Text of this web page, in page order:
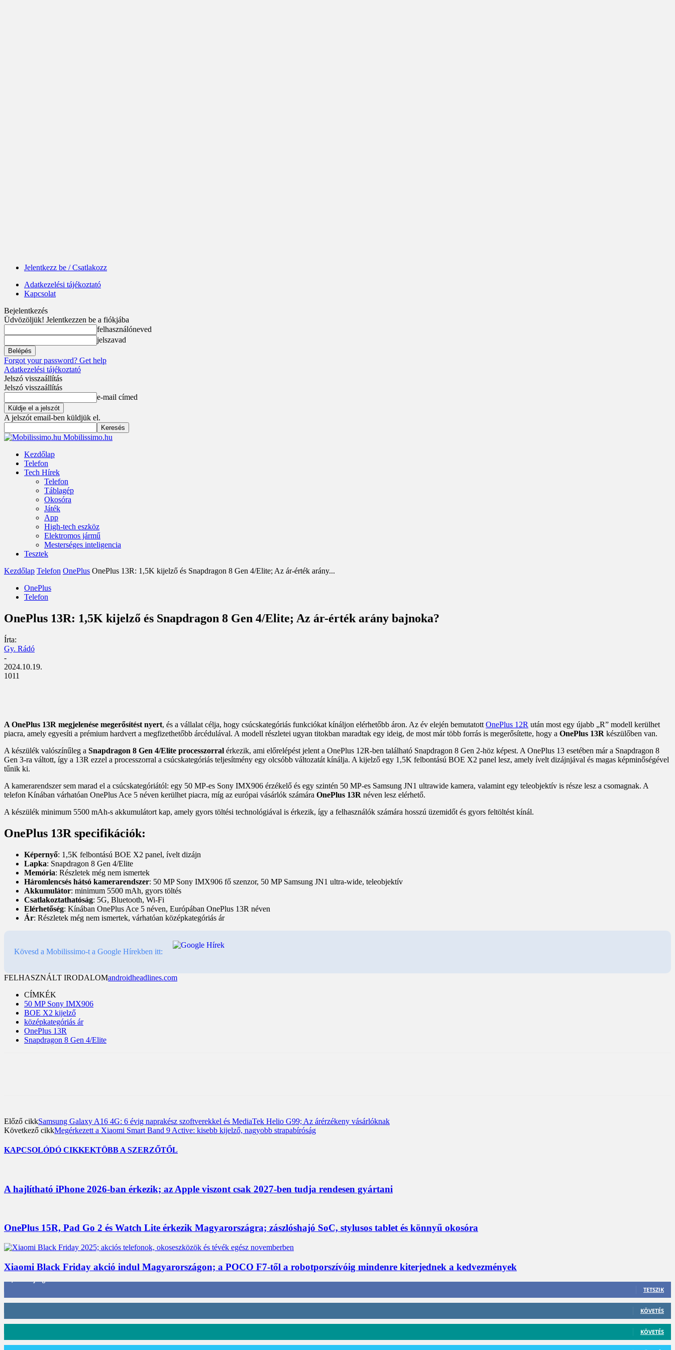
Jelentkezz be / Csatlakozz
Adatkezelési tájékoztató
Kapcsolat
Bejelentkezés
Üdvözöljük! Jelentkezzen be a fiókjába
felhasználóneved
jelszavad
Forgot your password? Get help
Adatkezelési tájékoztató
Jelszó visszaállítás
Jelszó visszaállítás
e-mail címed
A jelszót email-ben küldjük el.
Mobilissimo.hu
Kezdőlap
Telefon
Tech Hírek
Telefon
Táblagép
Okosóra
Játék
App
High-tech eszköz
Elektromos jármű
Mesterséges inteligencia
Tesztek
Kezdőlap Telefon OnePlus OnePlus 13R: 1,5K kijelző és Snapdragon 8 Gen 4/Elite; Az ár-érték arány...
OnePlus
Telefon
OnePlus 13R: 1,5K kijelző és Snapdragon 8 Gen 4/Elite; Az ár-érték arány bajnoka?
Írta:
Gy. Rádó
-
2024.10.19.
1011
A OnePlus 13R megjelenése megerősítést nyert, és a vállalat célja, hogy csúcskategóriás funkciókat kínáljon elérhetőbb áron. Az év elején bemutatott OnePlus 12R után most egy újabb „R” modell kerülhet
piacra, amely egyesíti a prémium hardvert a megfizethetőbb árcédulával. A modell részletei ugyan titokban maradtak egy ideig, de most már több forrás is megerősítette, hogy a OnePlus 13R készülőben van.
A készülék valószínűleg a Snapdragon 8 Gen 4/Elite processzorral érkezik, ami előrelépést jelent a OnePlus 12R-ben található Snapdragon 8 Gen 2-höz képest. A OnePlus 13 esetében már a Snapdragon 8
Gen 3-ra váltott, így a 13R ezzel a processzorral a csúcskategóriás teljesítmény egy olcsóbb változatát kínálja. A kijelző egy 1,5K felbontású BOE X2 panel lesz, amely ívelt dizájnjával és magas képminőségével
tűnik ki.
A kamerarendszer sem marad el a csúcskategóriától: egy 50 MP-es Sony IMX906 érzékelő és egy szintén 50 MP-es Samsung JN1 ultrawide kamera, valamint egy teleobjektív is része lesz a csomagnak. A
telefon Kínában várhatóan OnePlus Ace 5 néven kerülhet piacra, míg az európai vásárlók számára OnePlus 13R néven lesz elérhető.
A készülék minimum 5500 mAh-s akkumulátort kap, amely gyors töltési technológiával is érkezik, így a felhasználók számára hosszú üzemidőt és gyors feltöltést kínál.
OnePlus 13R specifikációk:
Képernyő: 1,5K felbontású BOE X2 panel, ívelt dizájn
Lapka: Snapdragon 8 Gen 4/Elite
Memória: Részletek még nem ismertek
Háromlencsés hátsó kamerarendszer: 50 MP Sony IMX906 fő szenzor, 50 MP Samsung JN1 ultra-wide, teleobjektív
Akkumulátor: minimum 5500 mAh, gyors töltés
Csatlakoztathatóság: 5G, Bluetooth, Wi-Fi
Elérhetőség: Kínában OnePlus Ace 5 néven, Európában OnePlus 13R néven
Ár: Részletek még nem ismertek, várhatóan középkategóriás ár
Kövesd a Mobilissimo-t a Google Hírekben itt:
FELHASZNÁLT IRODALOMandroidheadlines.com
CÍMKÉK
50 MP Sony IMX906
BOE X2 kijelző
középkategóriás ár
OnePlus 13R
Snapdragon 8 Gen 4/Elite
Előző cikkSamsung Galaxy A16 4G: 6 évig naprakész szoftverekkel és MediaTek Helio G99; Az árérzékeny vásárlóknak
Következő cikkMegérkezett a Xiaomi Smart Band 9 Active: kisebb kijelző, nagyobb strapabíróság
KAPCSOLÓDÓ CIKKEKTÖBB A SZERZŐTŐL
A hajlítható iPhone 2026-ban érkezik; az Apple viszont csak 2027-ben tudja rendesen gyártani
OnePlus 15R, Pad Go 2 és Watch Lite érkezik Magyarországra; zászlóshajó SoC, stylusos tablet és könnyű okosóra
Xiaomi Black Friday akció indul Magyarországon; a POCO F7-től a robotporszívóig mindenre kiterjednek a kedvezmények
TETSZIK
KÖVETÉS
KÖVETÉS